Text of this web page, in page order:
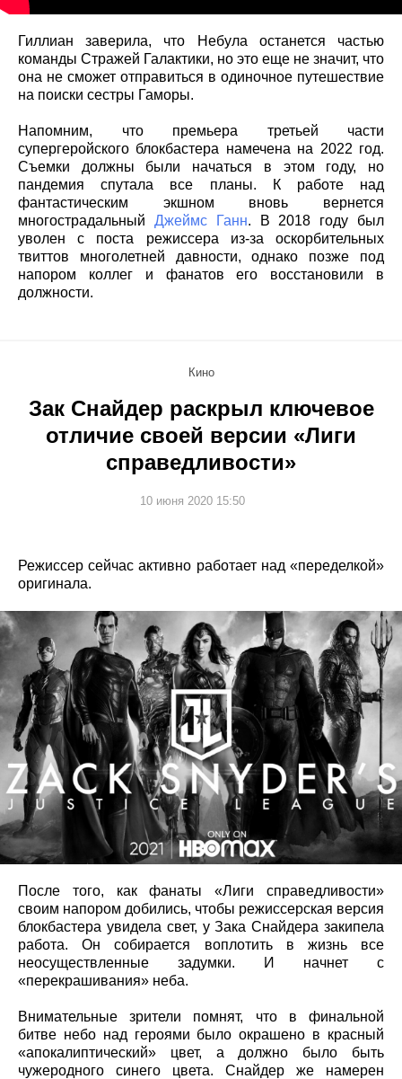
Гиллиан заверила, что Небула останется частью
команды Стражей Галактики, но это еще не значит, что
она не сможет отправиться в одиночное путешествие
на поиски сестры Гаморы.
Напомним, что премьера третьей части
супергеройского блокбастера намечена на 2022 год.
Съемки должны были начаться в этом году, но
пандемия спутала все планы. К работе над
фантастическим экшном вновь вернется
многострадальный Джеймс Ганн. В 2018 году был
уволен с поста режиссера из-за оскорбительных
твиттов многолетней давности, однако позже под
напором коллег и фанатов его восстановили в
должности.
Кино
Зак Снайдер раскрыл ключевое
отличие своей версии «Лиги
справедливости»
10 июня 2020 15:50
Режиссер сейчас активно работает над «переделкой»
оригинала.
После того, как фанаты «Лиги справедливости»
своим напором добились, чтобы режиссерская версия
блокбастера увидела свет, у Зака Снайдера закипела
работа. Он собирается воплотить в жизнь все
неосуществленные задумки. И начнет с
«перекрашивания» неба.
Внимательные зрители помнят, что в финальной
битве небо над героями было окрашено в красный
«апокалиптический» цвет, а должно было быть
чужеродного синего цвета. Снайдер же намерен